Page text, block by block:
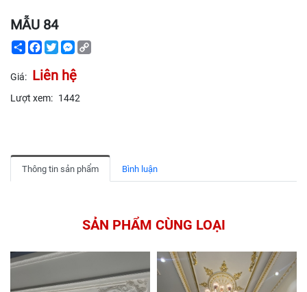
MẪU 84
ShareFacebook
TwitterMessenger
Giá: Liên hệ
Lượt xem: 1442
Thông tin sản phẩm Bình luận
SẢN PHẨM CÙNG LOẠI